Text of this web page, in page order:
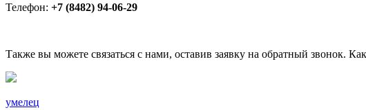
Телефон: +7 (8482) 94-06-29
Также вы можете связаться с нами, оставив заявку на обратный звонок.
умелец